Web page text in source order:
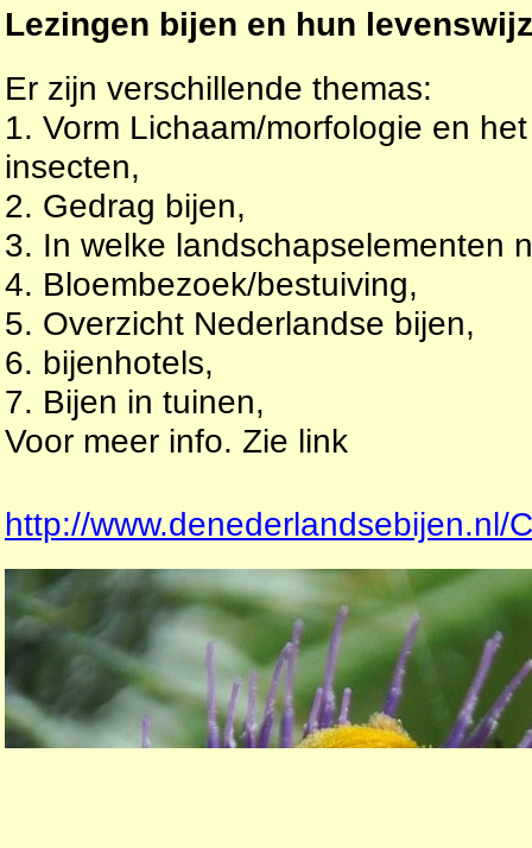
Lezingen bijen en hun
Er zijn verschillende themas:
1. Vorm Lichaam/morfologie en
insecten,
2. Gedrag bijen,
3. In welke landschapselementen
4. Bloembezoek/bestuiving,
5. Overzicht Nederlandse bijen,
6. bijenhotels,
7. Bijen in tuinen,
Voor meer info. Zie link
http://www.denederlandsebijen.nl/